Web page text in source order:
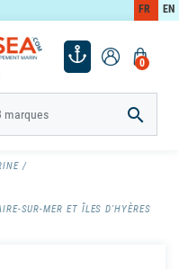
FR EN
0

SUR-MER ET ÎLES D'HYÈRES